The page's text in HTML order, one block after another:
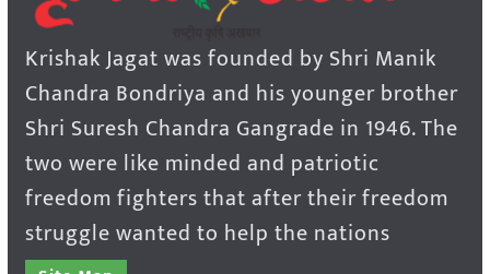
Krishak Jagat was founded by Shri Manik
Chandra Bondriya and his younger brother
Shri Suresh Chandra Gangrade in 1946. The
two were like minded and patriotic
freedom fighters that after their freedom
struggle wanted to help the nations